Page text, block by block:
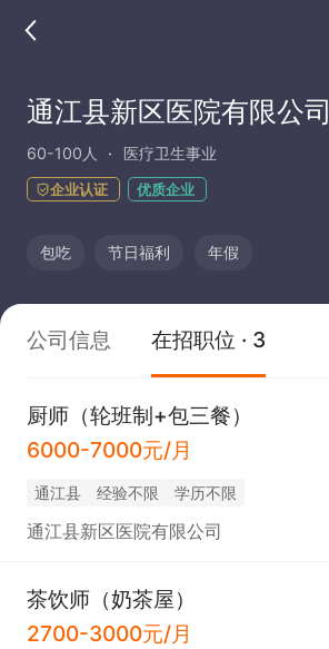
通江县新区医院有限公司
60-100人 医疗卫生事业
企业认证 优质企业
包吃 节日福利 年假
公司信息 在招职位 · 3
厨师（轮班制+包三餐）
6000-7000元/月
通江县 经验不限 学历不限
通江县新区医院有限公司
茶饮师（奶茶屋）
2700-3000元/月